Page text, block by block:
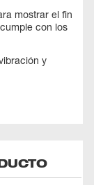
mostrar el fin
con los
y